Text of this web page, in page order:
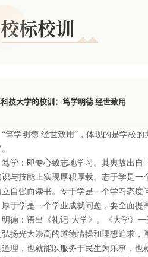
校标校训
技大学的校训：笃学明德 经世致用
学明德 经世致用”，体现的是学校的
：即专心致志地学习。其典故出自《
识与技能上实现厚积厚载。志于学是一
立自强而读书。专于学是一个学习态
厚于学是一个学业成就问题，要全面提
：语出《礼记·大学》。《大学》一
弘扬光大崇高的道德情操和理想追求
道理，也就能以服务于民生为乐事，也